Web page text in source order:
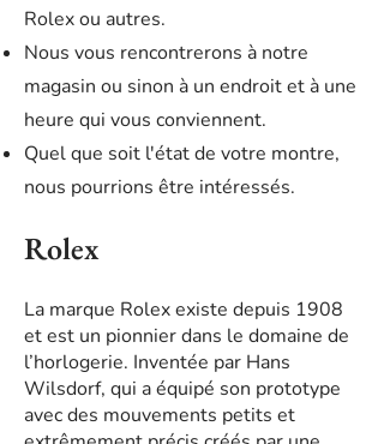
Rolex ou autres.
Nous vous rencontrerons à notre
magasin ou sinon à un endroit et à une
heure qui vous conviennent.
Quel que soit l'état de votre montre,
nous pourrions être intéressés.
Rolex
La marque Rolex existe depuis 1908
et est un pionnier dans le domaine de
l’horlogerie. Inventée par Hans
Wilsdorf, qui a équipé son prototype
avec des mouvements petits et